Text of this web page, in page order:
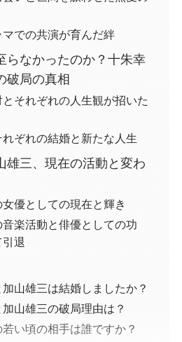
での共演が育んだ絆
らなかったのか？十朱幸
破局の真相
それぞれの人生観が招いた
ぞれの結婚と新たな人生
雄三、現在の活動と変わ
優としての現在と輝き
楽活動と俳優としての功
退
山雄三は結婚しましたか？
山雄三の破局理由は？
い頃の相手は誰ですか？